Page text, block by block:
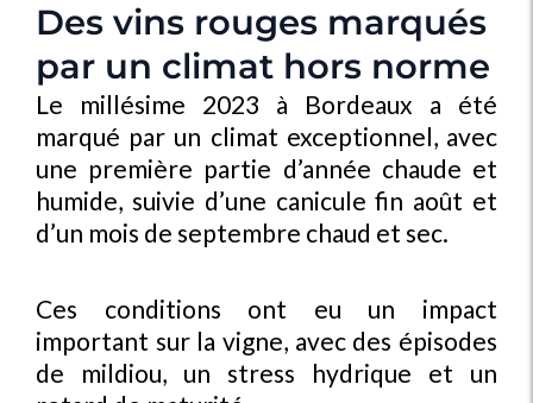
Des vins rouges marqués
par un climat hors norme
Le millésime 2023 à Bordeaux a été
marqué par un climat exceptionnel, avec
une première partie d’année chaude et
humide, suivie d’une canicule fin août et
d’un mois de septembre chaud et sec.
Ces conditions ont eu un impact
important sur la vigne, avec des épisodes
de mildiou, un stress hydrique et un